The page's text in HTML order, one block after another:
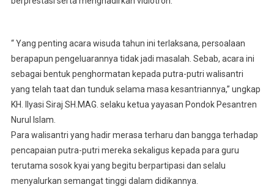
“ Yang penting acara wisuda tahun ini terlaksana, persoalaan
berapapun pengeluarannya tidak jadi masalah. Sebab, acara ini
sebagai bentuk penghormatan kepada putra-putri walisantri
yang telah taat dan tunduk selama masa kesantriannya,” ungkap
KH. Ilyasi Siraj SH.MAG. selaku ketua yayasan Pondok Pesantren
Nurul Islam.
Para walisantri yang hadir merasa terharu dan bangga terhadap
pencapaian putra-putri mereka sekaligus kepada para guru
terutama sosok kyai yang begitu berpartipasi dan selalu
menyalurkan semangat tinggi dalam didikannya.